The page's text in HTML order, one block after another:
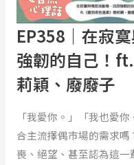
EP358｜在寂
強韌的自己！
莉穎、廢廢子
「我愛你。」「我也愛
合主流擇偶市場的需求
喪、絕望、甚至認為這一
慾
流
動
裡，
找
強
韌
的